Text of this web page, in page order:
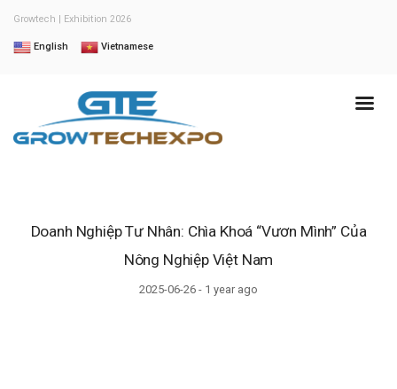
Growtech | Exhibition 2026
English Vietnamese
Doanh Nghiệp Tư Nhân: Chìa Khoá “Vươn Mình” Của
Nông Nghiệp Việt Nam
2025-06-26 - 1 year ago